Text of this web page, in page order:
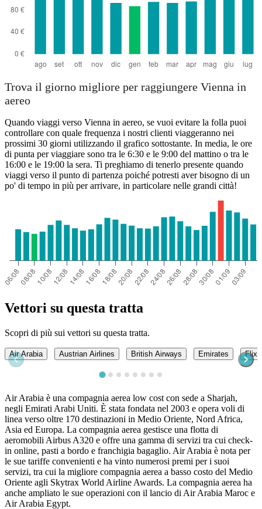
Trova il giorno migliore per raggiungere Vienna in
aereo
Quando viaggi verso Vienna in aereo, se vuoi evitare la folla puoi
controllare con quale frequenza i nostri clienti viaggeranno nei
prossimi 30 giorni utilizzando il grafico sottostante. In media, le ore
di punta per viaggiare sono tra le 6:30 e le 9:00 del mattino o tra le
16:00 e le 19:00 la sera. Ti preghiamo di tenerlo presente quando
viaggi verso il punto di partenza poiché potresti aver bisogno di un
po' di tempo in più per arrivare, in particolare nelle grandi città!
Vettori su questa tratta
Scopri di più sui vettori su questa tratta.
Air Arabia Austrian Airlines British Airways Emirates
Air Arabia è una compagnia aerea low cost con sede a Sharjah,
negli Emirati Arabi Uniti. È stata fondata nel 2003 e opera voli di
linea verso oltre 170 destinazioni in Medio Oriente, Nord Africa,
Asia ed Europa. La compagnia aerea gestisce una flotta di
aeromobili Airbus A320 e offre una gamma di servizi tra cui check-
in online, pasti a bordo e franchigia bagaglio. Air Arabia è nota per
le sue tariffe convenienti e ha vinto numerosi premi per i suoi
servizi, tra cui la migliore compagnia aerea a basso costo del Medio
Oriente agli Skytrax World Airline Awards. La compagnia aerea ha
anche ampliato le sue operazioni con il lancio di Air Arabia Maroc e
Air Arabia Egypt.